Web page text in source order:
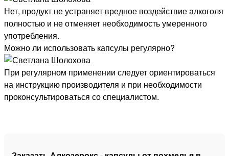
Нет, продукт не устраняет вредное воздействие алкоголя
полностью и не отменяет необходимость умеренного
употребления.
Можно ли использовать капсулы регулярно?
При регулярном применении следует ориентироваться
на инструкцию производителя и при необходимости
проконсультироваться со специалистом.